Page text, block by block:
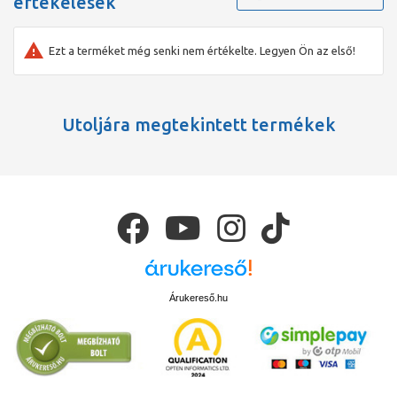
Ezt a terméket még senki nem értékelte. Legyen Ön az első!
Utoljára megtekintett termékek
Árukereső.hu